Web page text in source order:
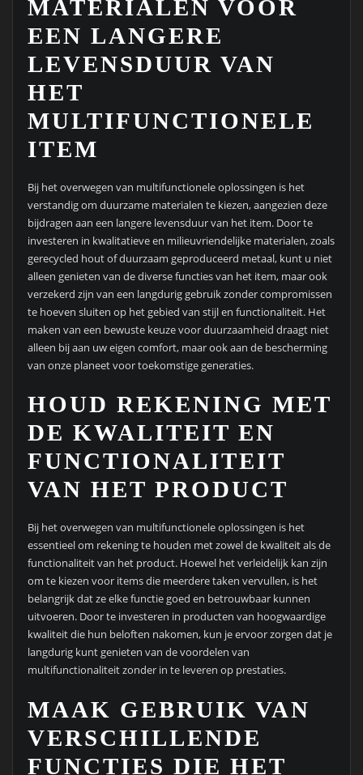
MATERIALEN VOOR
EEN LANGERE
LEVENSDUUR VAN
HET
MULTIFUNCTIONELE
ITEM
Bij het overwegen van multifunctionele oplossingen is het
verstandig om duurzame materialen te kiezen, aangezien deze
bijdragen aan een langere levensduur van het item. Door te
investeren in kwalitatieve en milieuvriendelijke materialen, zoals
gerecycled hout of duurzaam geproduceerd metaal, kunt u niet
alleen genieten van de diverse functies van het item, maar ook
verzekerd zijn van een langdurig gebruik zonder compromissen
te hoeven sluiten op het gebied van stijl en functionaliteit. Het
maken van een bewuste keuze voor duurzaamheid draagt niet
alleen bij aan uw eigen comfort, maar ook aan de bescherming
van onze planeet voor toekomstige generaties.
HOUD REKENING MET
DE KWALITEIT EN
FUNCTIONALITEIT
VAN HET PRODUCT
Bij het overwegen van multifunctionele oplossingen is het
essentieel om rekening te houden met zowel de kwaliteit als de
functionaliteit van het product. Hoewel het verleidelijk kan zijn
om te kiezen voor items die meerdere taken vervullen, is het
belangrijk dat ze elke functie goed en betrouwbaar kunnen
uitvoeren. Door te investeren in producten van hoogwaardige
kwaliteit die hun beloften nakomen, kun je ervoor zorgen dat je
langdurig kunt genieten van de voordelen van
multifunctionaliteit zonder in te leveren op prestaties.
MAAK GEBRUIK VAN
VERSCHILLENDE
FUNCTIES DIE HET